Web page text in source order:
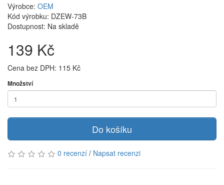
Výrobce: OEM
Kód výrobku: DZEW-73B
Dostupnost: Na skladě
139 Kč
Cena bez DPH: 115 Kč
Množství
Do košíku
0 recenzí / Napsat recenzi